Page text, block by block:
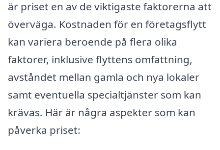
är priset en av de viktigaste faktorerna att
överväga. Kostnaden för en företagsflytt
kan variera beroende på flera olika
faktorer, inklusive flyttens omfattning,
avståndet mellan gamla och nya lokaler
samt eventuella specialtjänster som kan
krävas. Här är några aspekter som kan
påverka priset: